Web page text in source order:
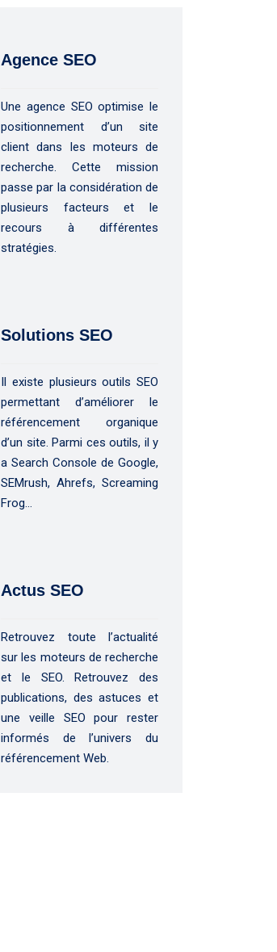
Agence SEO
Une agence SEO optimise le
positionnement d’un site
client dans les moteurs de
recherche. Cette mission
passe par la considération de
plusieurs facteurs et le
recours à différentes
stratégies.
Solutions SEO
Il existe plusieurs outils SEO
permettant d’améliorer le
référencement organique
d’un site. Parmi ces outils, il y
a Search Console de Google,
SEMrush, Ahrefs, Screaming
Frog…
Actus SEO
Retrouvez toute l’actualité
sur les moteurs de recherche
et le SEO. Retrouvez des
publications, des astuces et
une veille SEO pour rester
informés de l’univers du
référencement Web.